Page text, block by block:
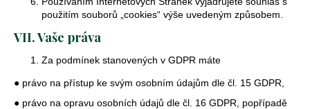
použitím souborů „cookies“ výše uvedeným způsobem.
VII. Vaše práva
Za podmínek stanovených v GDPR máte
● právo na přístup ke svým osobním údajům dle čl. 15 GDPR,
● právo na opravu osobních údajů dle čl. 16 GDPR, popřípadě